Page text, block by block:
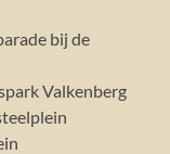
bij de
Valkenberg